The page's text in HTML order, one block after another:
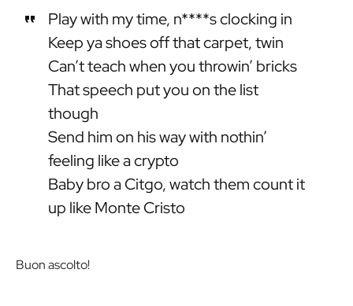
Play with my time, n****s clocking in
Keep ya shoes off that carpet, twin
Can’t teach when you throwin’ bricks
That speech put you on the list
though
Send him on his way with nothin’
feeling like a crypto
Baby bro a Citgo, watch them count it
up like Monte Cristo
Buon ascolto!